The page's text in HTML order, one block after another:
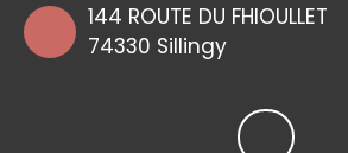
144 ROUTE DU FHIOULLET
74330 Sillingy